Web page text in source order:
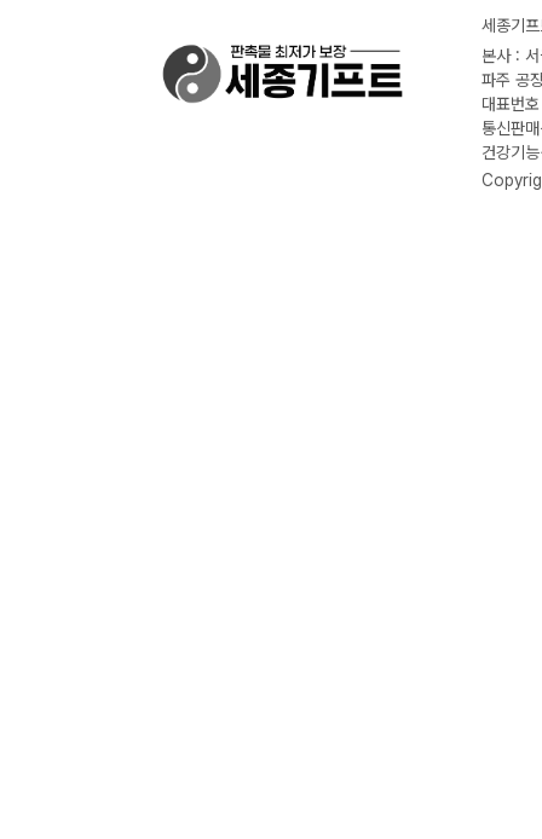
세종기
본사 :
파주 공
대표번
통신판
건강기